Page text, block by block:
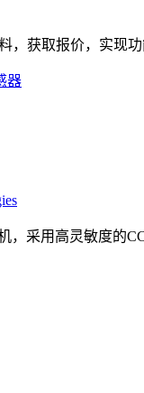
，获取报价，实现
，采用高灵敏度的